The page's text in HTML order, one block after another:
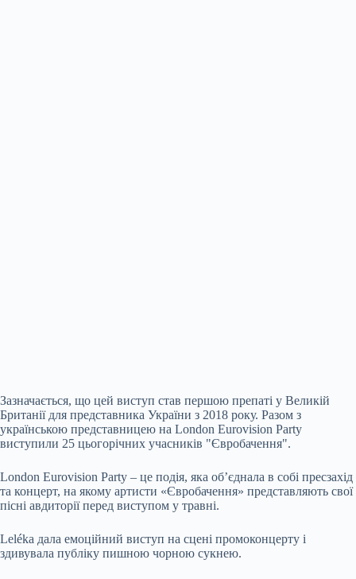
Зазначається, що цей виступ став першою препаті у Великій
Британії для представника України з 2018 року. Разом з
українською представницею на London Eurovision Party
виступили 25 цьогорічних учасників "Євробачення".
London Eurovision Party – це подія, яка об’єднала в собі пресзахід
та концерт, на якому артисти «Євробачення» представляють свої
пісні авдиторії перед виступом у травні.
Leléka дала емоційний виступ на сцені промоконцерту і
здивувала публіку пишною чорною сукнею.